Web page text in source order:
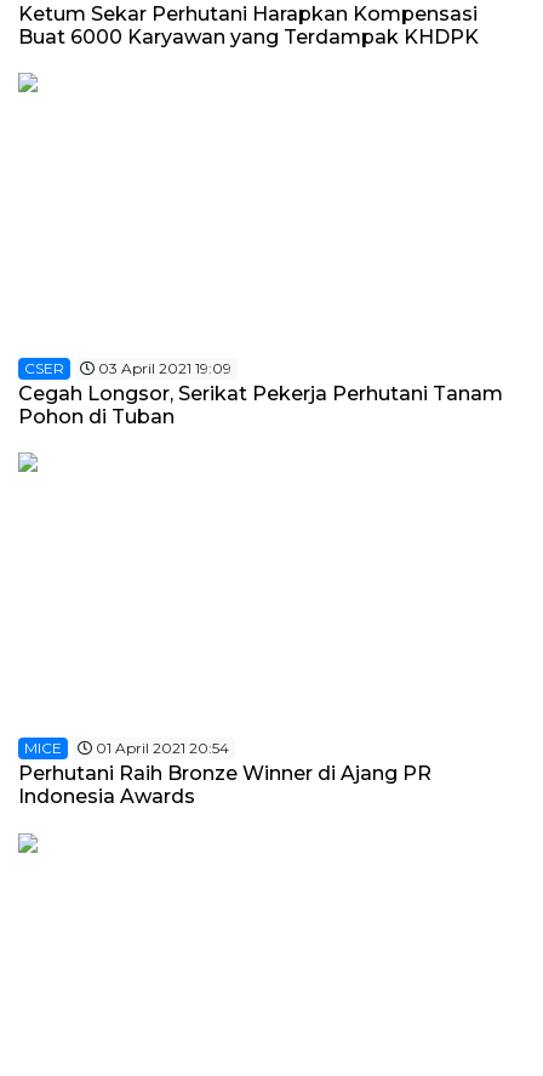
Ketum Sekar Perhutani Harapkan Kompensasi
Buat 6000 Karyawan yang Terdampak KHDPK
CSER 03 April 2021 19:09
Cegah Longsor, Serikat Pekerja Perhutani Tanam
Pohon di Tuban
MICE 01 April 2021 20:54
Perhutani Raih Bronze Winner di Ajang PR
Indonesia Awards